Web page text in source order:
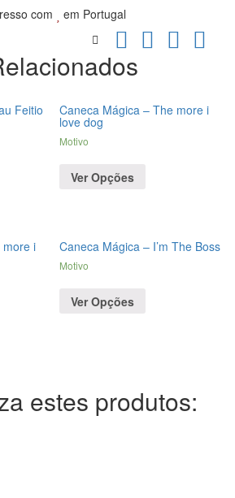
com em Portugal
Feitio Caneca Mágica – The more i
love dog
Motivo
Ver Opções
more i Caneca Mágica – I’m The Boss
Motivo
Ver Opções
estes produtos: